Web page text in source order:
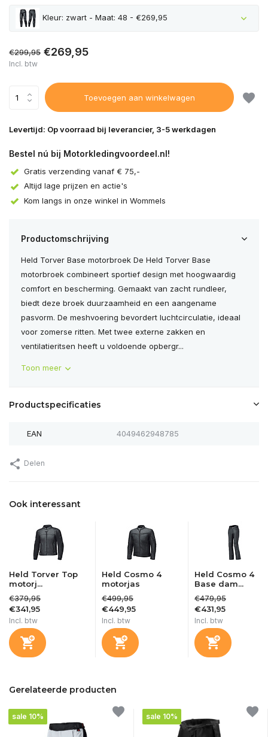
Kleur: zwart - Maat: 48 - €269,95
€299,95 €269,95
Incl. btw
Toevoegen aan winkelwagen
Levertijd: Op voorraad bij leverancier, 3-5 werkdagen
Bestel nú bij Motorkledingvoordeel.nl!
Gratis verzending vanaf € 75,-
Altijd lage prijzen en actie's
Kom langs in onze winkel in Wommels
Productomschrijving
Held Torver Base motorbroek De Held Torver Base
motorbroek combineert sportief design met hoogwaardig
comfort en bescherming. Gemaakt van zacht rundleer,
biedt deze broek duurzaamheid en een aangename
pasvorm. De meshvoering bevordert luchtcirculatie, ideaal
voor zomerse ritten. Met twee externe zakken en
ventilatieritsen heeft u voldoende opbergr...
Toon meer
Productspecificaties
EAN 4049462948785
Delen
Ook interessant
Held Torver Top
motorj...
€379,95
€341,95
Incl. btw
Held Cosmo 4
motorjas
€499,95
€449,95
Incl. btw
Held Cosmo 4
Base dam...
€479,95
€431,95
Incl. btw
Gerelateerde producten
sale 10% sale 10%